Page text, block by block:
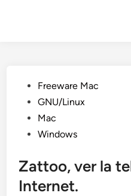
Publicado
en
Freeware Mac
GNU/Linux
Mac
Windows
Zattoo, ver la
Internet.